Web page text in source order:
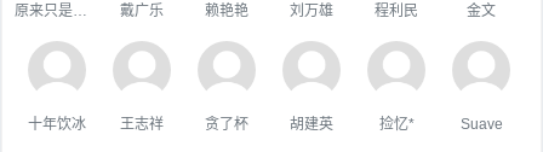
戴广乐 赖艳艳 刘万雄 程利民 金文
十年饮冰 王志祥 贪了杯 胡建英 捡忆* Suave